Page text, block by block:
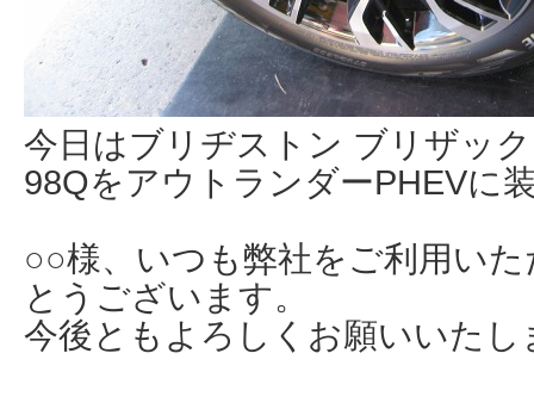
今日はブリヂストン ブリザッ
98QをアウトランダーPHEVに
○○様、いつも弊社をご利用い
とうございます。
今後ともよろしくお願いいたし